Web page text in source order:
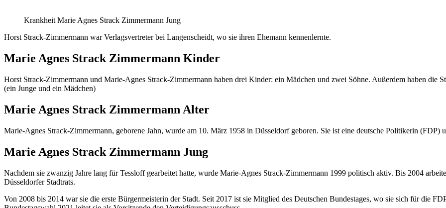
Krankheit Marie Agnes Strack Zimmermann Jung
Horst Strack-Zimmermann war Verlagsvertreter bei Langenscheidt, wo sie ihren Ehemann kennenlernte.
Marie Agnes Strack Zimmermann Kinder
Horst Strack-Zimmermann und Marie-Agnes Strack-Zimmermann haben drei Kinder: ein Mädchen und zwei Söhne. Außerdem haben die
(ein Junge und ein Mädchen)
Marie Agnes Strack Zimmermann Alter
Marie-Agnes Strack-Zimmermann, geborene Jahn, wurde am 10. März 1958 in Düsseldorf geboren. Sie ist eine deutsche Politikerin (FDP)
Marie Agnes Strack Zimmermann Jung
Nachdem sie zwanzig Jahre lang für Tessloff gearbeitet hatte, wurde Marie-Agnes Strack-Zimmermann 1999 politisch aktiv. Bis 2004
Düsseldorfer Stadtrats.
Von 2008 bis 2014 war sie die erste Bürgermeisterin der Stadt. Seit 2017 ist sie Mitglied des Deutschen Bundestages, wo sie sich für die